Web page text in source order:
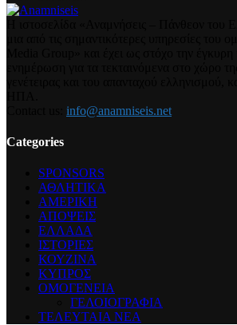
info@anamniseis.net
Categories
SPONSORS
ΑΘΛΗΤΙΚΑ
ΑΜΕΡΙΚΗ
ΑΠΟΨΕΙΣ
ΕΛΛΑΔΑ
ΙΣΤΟΡΙΕΣ
ΚΟΥΖΙΝΑ
ΚΥΠΡΟΣ
ΟΜΟΓΕΝΕΙΑ
ΓΕΛΟΙΟΓΡΑΦΙΑ
ΤΕΛΕΥΤΑΙΑ ΝΕΑ